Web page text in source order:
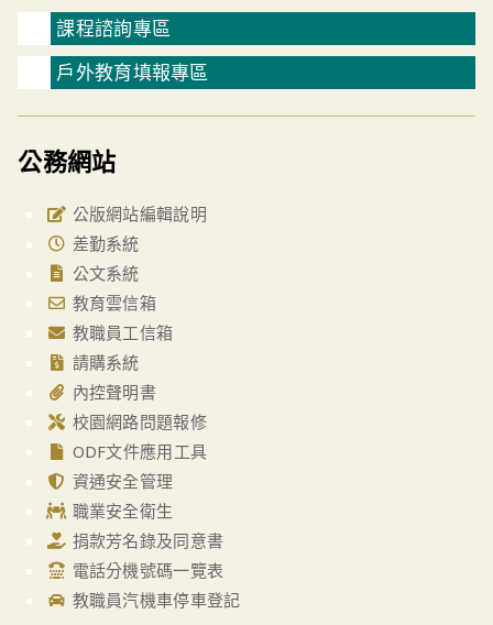
課程諮詢專區
戶外教育填報專區
公務網站
公版網站編輯說明
差勤系統
公文系統
教育雲信箱
教職員工信箱
請購系統
內控聲明書
校園網路問題報修
ODF文件應用工具
資通安全管理
職業安全衛生
捐款芳名錄及同意書
電話分機號碼一覽表
教職員汽機車停車登記